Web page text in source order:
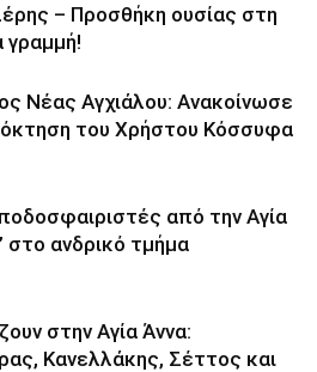
– Προσθήκη ουσίας στη
γραμμή!
Νέας Αγχιάλου: Ανακοίνωσε
του Χρήστου Κόσσυφα
από την Αγία
στο ανδρικό τμήμα
στην Αγία Άννα:
Κανελλάκης, Σέττος και